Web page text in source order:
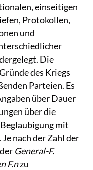
einseitigen
Protokollen,
und
Die
des Kriegs
Parteien. Es
über Dauer
über die
mit
nach der Zahl der
General-F.
F.nzu